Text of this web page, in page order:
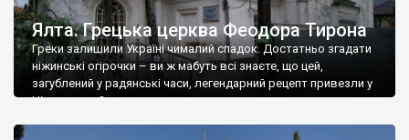
Ялта. Грецька церква Феодора Тирона
Греки залишили Україні чималий спадок. Достатньо згадати
ніжинські огірочки – ви ж мабуть всі знаєте, що цей,
загублений у радянські часи, легендарний рецепт привезли у
Ніжин греки?